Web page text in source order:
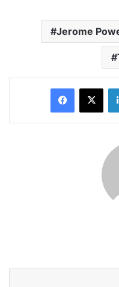
Jerome
Facebook
X